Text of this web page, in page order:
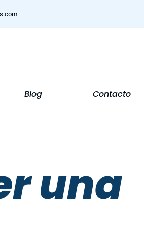
Blog Contacto
una